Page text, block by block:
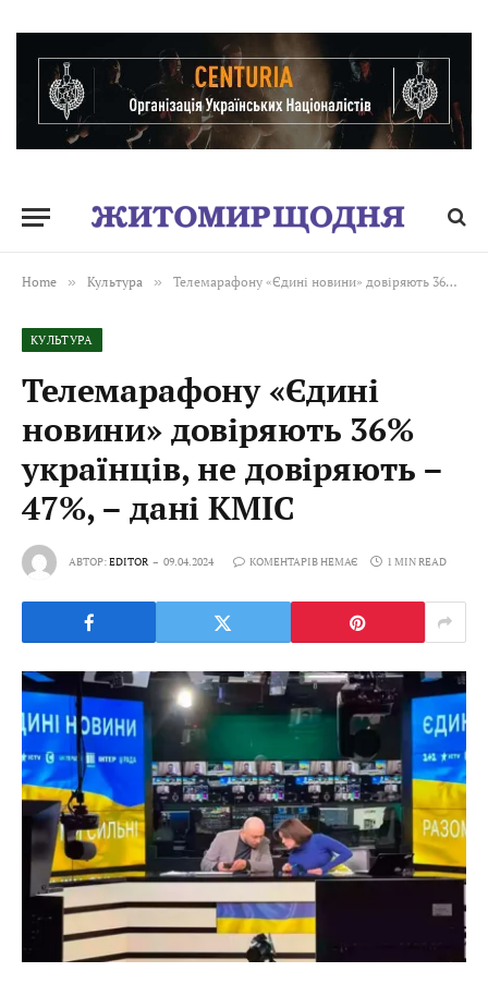
Home » Культура » Телемарафону «Єдині новини» довіряють 36% українців, не довіряють – 47%, – дані КМІС
КУЛЬТУРА
Телемарафону «Єдині
новини» довіряють 36%
українців, не довіряють –
47%, – дані КМІС
АВТОР:EDITOR 09.04.2024 КОМЕНТАРІВ НЕМАЄ 1 MIN READ